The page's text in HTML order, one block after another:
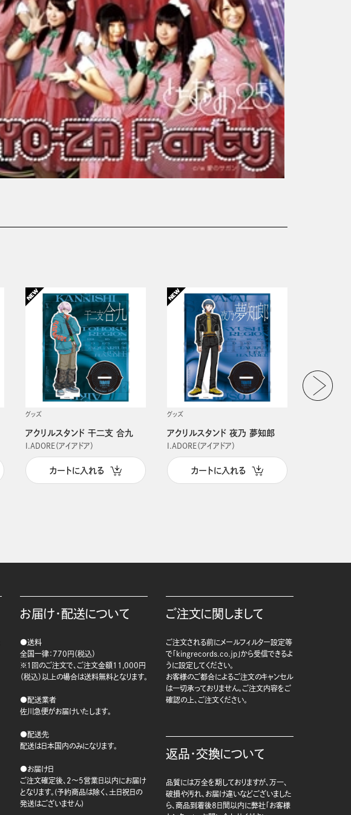
グッズ
アクリルスタンド 干二支 合九
I.ADORE（アイアドア）
カートに入れる
グッズ
アクリルスタンド 夜乃 夢知郎
I.ADORE（アイアドア）
カートに入れる
お届け・配送について
●送料
全国一律：770円（税込）
※1回のご注文で、ご注文金額11,000円
（税込）以上の場合は送料無料となります。
●配送業者
佐川急便がお届けいたします。
●配送先
配送は日本国内のみになります。
●お届け日
ご注文確定後、2～5営業日以内にお届け
となります。(予約商品は除く、土日祝日の
発送はございません)
ご注文に関しまして
ご注文される前にメールフィルター設定等
で「kingrecords.co.jp」から受信できるよ
うに設定してください。
お客様のご都合によるご注文のキャンセル
は一切承っておりません。ご注文内容をご
確認の上、ご注文ください。
返品・交換について
品質には万全を期しておりますが、万一、
破損や汚れ、お届け違いなどございました
ら、商品到着後8日間以内に弊社「お客様